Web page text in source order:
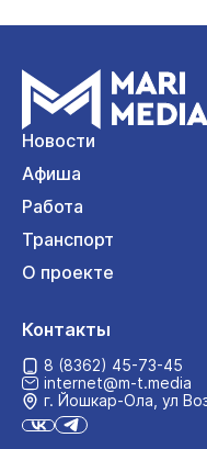
Новости
Афиша
Работа
Транспорт
О проекте
Контакты
8 (8362) 45-73-45
internet@m-t.media
г. Йошкар‑Ола, ул